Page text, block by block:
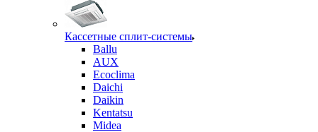
Кассетные сплит-системы
Ballu
AUX
Ecoclima
Daichi
Daikin
Kentatsu
Midea